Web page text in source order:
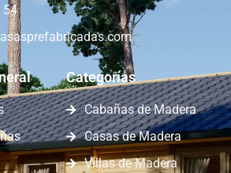
54
Categorías
Cabañas de Madera
Casas de Madera
Villas de Madera